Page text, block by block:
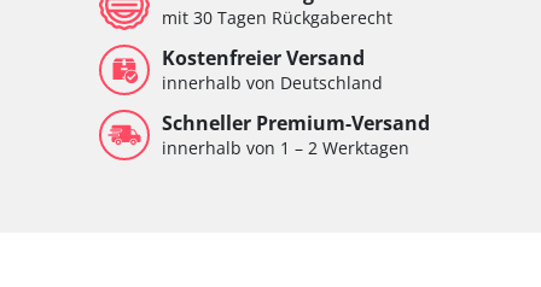
mit 30 Tagen Rückgaberecht
Kostenfreier Versand
innerhalb von Deutschland
Schneller Premium-Versand
innerhalb von 1 – 2 Werktagen